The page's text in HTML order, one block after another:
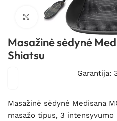
Spustelėkite, kad
Masažinė sėdynė
Shiatsu
Garantija:
Masažinė sėdynė Medisana
masažo tipus, 3